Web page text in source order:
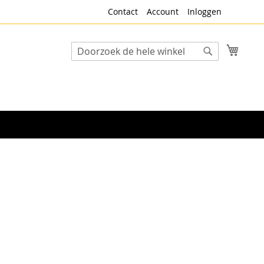
Contact Account Inloggen
Search